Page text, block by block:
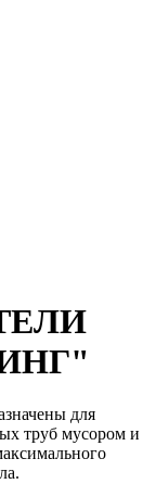
для
труб мусором и